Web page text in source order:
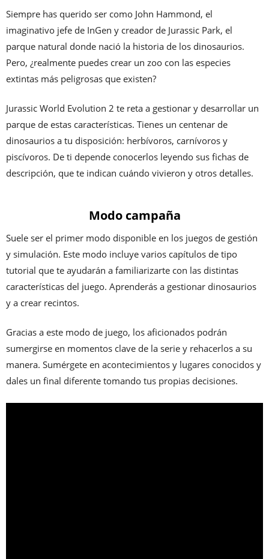
Siempre has querido ser como John Hammond, el
imaginativo jefe de InGen y creador de Jurassic Park, el
parque natural donde nació la historia de los dinosaurios.
Pero, ¿realmente puedes crear un zoo con las especies
extintas más peligrosas que existen?
Jurassic World Evolution 2 te reta a gestionar y desarrollar un
parque de estas características. Tienes un centenar de
dinosaurios a tu disposición: herbívoros, carnívoros y
piscívoros. De ti depende conocerlos leyendo sus fichas de
descripción, que te indican cuándo vivieron y otros detalles.
Modo campaña
Suele ser el primer modo disponible en los juegos de gestión
y simulación. Este modo incluye varios capítulos de tipo
tutorial que te ayudarán a familiarizarte con las distintas
características del juego. Aprenderás a gestionar dinosaurios
y a crear recintos.
Gracias a este modo de juego, los aficionados podrán
sumergirse en momentos clave de la serie y rehacerlos a su
manera. Sumérgete en acontecimientos y lugares conocidos y
dales un final diferente tomando tus propias decisiones.